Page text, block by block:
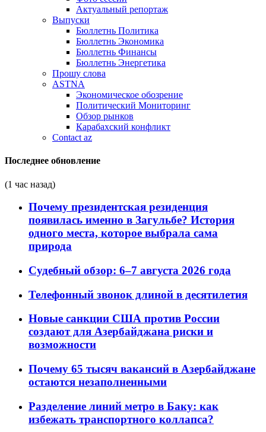
Актуальный репортаж
Выпуски
Бюллетнь Политика
Бюллетнь Экономика
Бюллетнь Финансы
Бюллетнь Энергетика
Прошу слова
ASTNA
Экономическое обозрение
Политический Мониторинг
Обзор рынков
Карабахский конфликт
Contact az
Последнее обновление
(1 час назад)
Почему президентская резиденция
появилась именно в Загульбе? История
одного места, которое выбрала сама
природа
Судебный обзор: 6–7 августа 2026 года
Телефонный звонок длиной в десятилетия
Новые санкции США против России
создают для Азербайджана риски и
возможности
Почему 65 тысяч вакансий в Азербайджане
остаются незаполненными
Разделение линий метро в Баку: как
избежать транспортного коллапса?